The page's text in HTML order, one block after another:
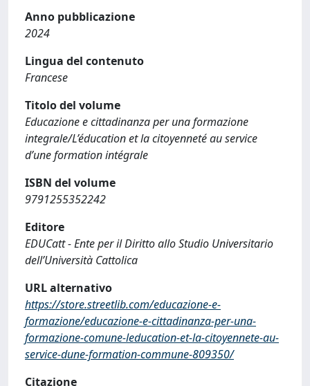
Anno pubblicazione
2024
Lingua del contenuto
Francese
Titolo del volume
Educazione e cittadinanza per una formazione
integrale/L’éducation et la citoyenneté au service
d’une formation intégrale
ISBN del volume
9791255352242
Editore
EDUCatt - Ente per il Diritto allo Studio Universitario
dell’Università Cattolica
URL alternativo
https://store.streetlib.com/educazione-e-
formazione/educazione-e-cittadinanza-per-una-
formazione-comune-leducation-et-la-citoyennete-au-
service-dune-formation-commune-809350/
Citazione